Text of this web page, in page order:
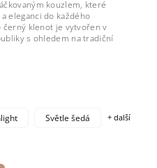
kouzlem, které
eleganci do každého
černý klenot je vytvořen v
s ohledem na tradiční
Světle šedá + další